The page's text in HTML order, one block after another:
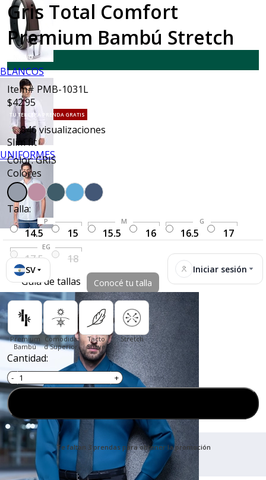
BLANCOS
UNIFORMES
SV Iniciar sesión
Gris Total Comfort
Premium Bambú Stretch
NUEVO
Item# PMB-1031L
$42.95
TU TERCERA PRENDA GRATIS
846visualizaciones
Slim fit
Color: GRIS
Colores
Talla:
P
14.5 15
M
15.5 16
G
16.5 17
EG
17.5
18
Guía de tallas
Conocé tu talla
Premium
Bambú
Comodida
d Superior
Tacto
Suave
Stretch
Cantidad:
Te faltan 3 prendas para obtener la promoción